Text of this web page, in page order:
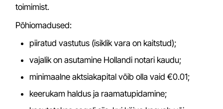
toimimist.
Põhiomadused:
piiratud vastutus (isiklik vara on kaitstud);
vajalik on asutamine Hollandi notari kaudu;
minimaalne aktsiakapital võib olla vaid €0.01;
keerukam haldus ja raamatupidamine;